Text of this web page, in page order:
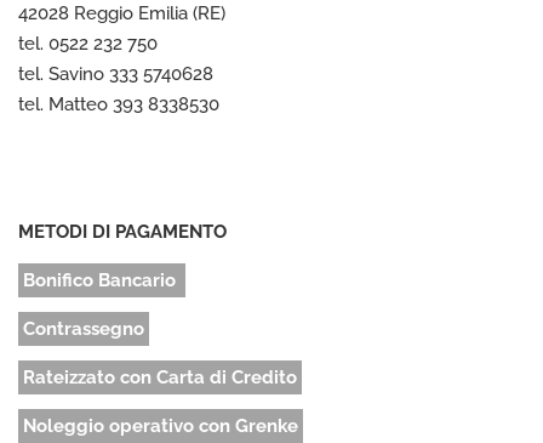
42028 Reggio Emilia (RE)
tel. 0522 232 750
tel. Savino 333 5740628
tel. Matteo 393 8338530
METODI DI PAGAMENTO
Bonifico Bancario
Contrassegno
Rateizzato con Carta di Credito
Noleggio operativo con Grenke